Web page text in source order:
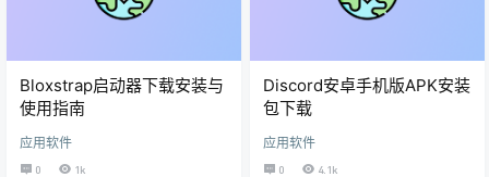
Bloxstrap启动器下载安装与
使用指南
应用软件
0 1k
Discord安卓手机版APK安装
包下载
应用软件
0 4.1k